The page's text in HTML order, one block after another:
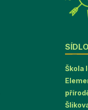
SÍDLO
Škola